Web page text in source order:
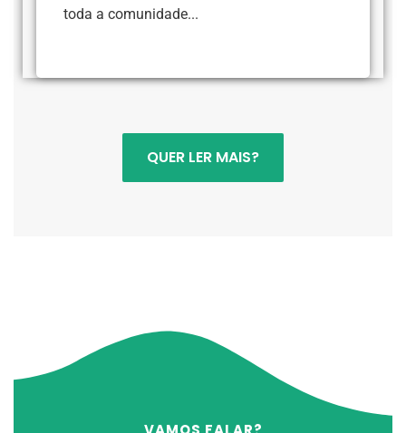
toda a comunidade...
QUER LER MAIS?